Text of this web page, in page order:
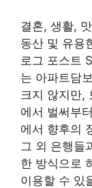
결혼, 생활,
동산 및 유용
로그 포스트
는 아파트담
크지 않지만,
에서 벌써부
에서 향후의
그 외 은행들
한 방식으로
이용할 수 있